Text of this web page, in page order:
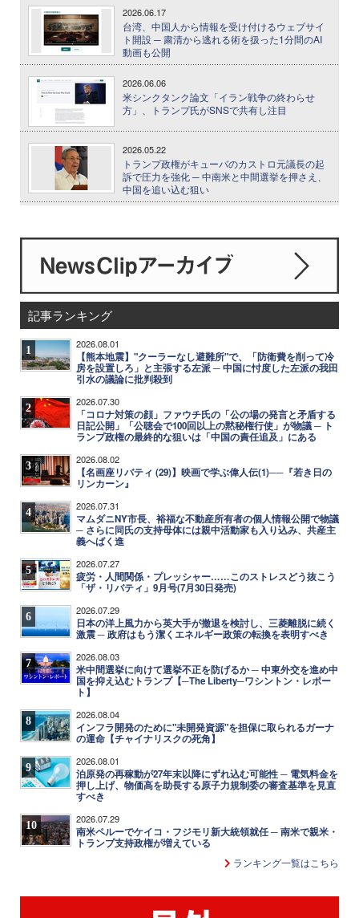
2026.06.17
台湾、中国人から情報を受け付けるウェブサイ
ト開設 ─ 粛清から逃れる術を扱った1分間のAI
動画も公開
2026.06.06
米シンクタンク論文「イラン戦争の終わらせ
方」、トランプ氏がSNSで共有し注目
2026.05.22
トランプ政権がキューバのカストロ元議長の起
訴で圧力を強化 ─ 中南米と中間選挙を押さえ、
中国を追い込む狙い
記事ランキング
1 2026.08.01
【熊本地震】"クーラーなし避難所"で、「防衛費を削って冷
房を設置しろ」と主張する左派 ─ 中国に忖度した左派の我田
引水の議論に批判殺到
2 2026.07.30
「コロナ対策の顔」ファウチ氏の「公の場の発言と矛盾する
日記公開」「公聴会で100回以上の黙秘権行使」が物議 ─ ト
ランプ政権の最終的な狙いは「中国の責任追及」にある
3 2026.08.02
【名画座リバティ (29)】映画で学ぶ偉人伝(1)──『若き日の
リンカーン』
4 2026.07.31
マムダニNY市長、裕福な不動産所有者の個人情報公開で物議
─ さらに同氏の支持母体には親中活動家も入り込み、共産主
義へばく進
5 2026.07.27
疲労・人間関係・プレッシャー……このストレスどう抜こう
「ザ・リバティ」9月号(7月30日発売)
6 2026.07.29
日本の洋上風力から英大手が撤退を検討し、三菱離脱に続く
激震 ─ 政府はもう潔くエネルギー政策の転換を表明すべき
7 2026.08.03
米中間選挙に向けて選挙不正を防げるか ─ 中東外交を進め中
国を抑え込むトランプ【─The Liberty─ワシントン・レポー
ト】
8 2026.08.04
インフラ開発のために"未開発資源"を担保に取られるガーナ
の運命【チャイナリスクの死角】
9 2026.08.01
泊原発の再稼動が27年末以降にずれ込む可能性 ─ 電気料金を
押し上げ、物価高を助長する原子力規制委の審査基準を見直
すべき
10 2026.07.29
南米ペルーでケイコ・フジモリ新大統領就任 ─ 南米で親米・
トランプ支持政権が増えている
ランキング一覧はこちら